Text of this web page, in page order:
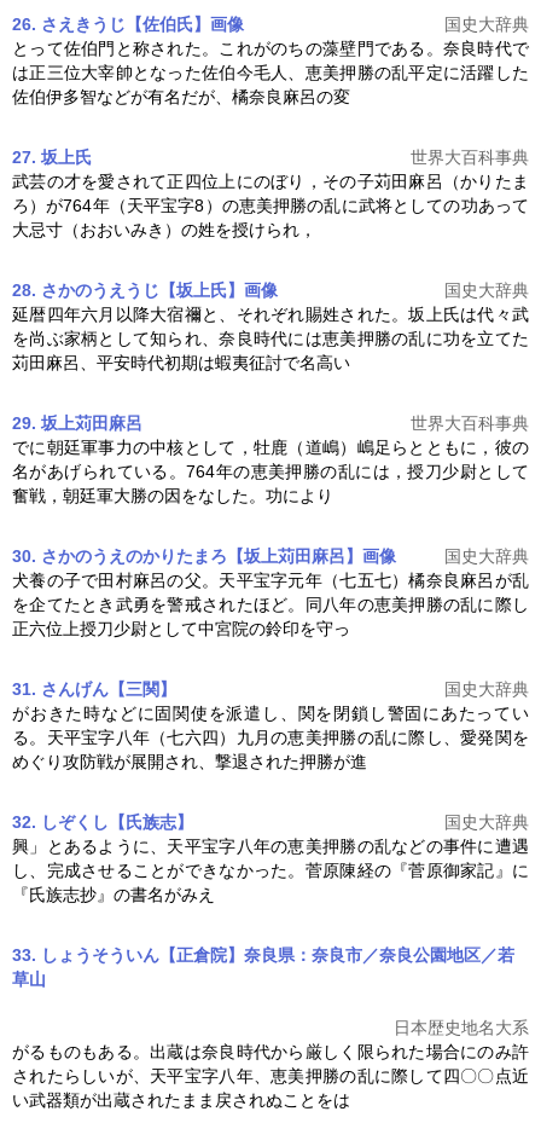
26. さえきうじ【佐伯氏】 画像
国史大辞典
とって佐伯門と称された。これがのちの藻壁門である。奈良時代で
は正三位大宰帥となった佐伯今毛人、 恵美押勝の乱平定に活躍した
佐伯伊多智などが有名だが、橘奈良麻呂の変
27. 坂上氏
世界大百科事典
武芸の才を愛されて正四位上にのぼり，その子苅田麻呂（かりたま
ろ）が764年（天平宝字8）の恵美押勝の乱に武将としての功あって
大忌寸（おおいみき）の姓を授けられ，
28. さかのうえうじ【坂上氏】 画像
国史大辞典
延暦四年六月以降大宿禰と、それぞれ賜姓された。坂上氏は代々武
を尚ぶ家柄として知られ、奈良時代には恵美押勝の乱に功を立てた
苅田麻呂、平安時代初期は蝦夷征討で名高い
29. 坂上苅田麻呂
世界大百科事典
でに朝廷軍事力の中核として，牡鹿（道嶋）嶋足らとともに，彼の
名があげられている。764年の恵美押勝の乱には，授刀少尉として
奮戦，朝廷軍大勝の因をなした。功により
30. さかのうえのかりたまろ【坂上苅田麻呂】 画像
国史大辞典
犬養の子で田村麻呂の父。天平宝字元年（七五七）橘奈良麻呂が乱
を企てたとき武勇を警戒されたほど。同八年の恵美押勝の乱に際し
正六位上授刀少尉として中宮院の鈴印を守っ
31. さんげん【三関】
国史大辞典
がおきた時などに固関使を派遣し、関を閉鎖し警固にあたってい
る。天平宝字八年（七六四）九月の恵美押勝の乱に際し、愛発関を
めぐり攻防戦が展開され、撃退された押勝が進
32. しぞくし【氏族志】
国史大辞典
興」とあるように、天平宝字八年の恵美押勝の乱などの事件に遭遇
し、完成させることができなかった。菅原陳経の『菅原御家記』に
『氏族志抄』の書名がみえ
33. しょうそういん【正倉院】奈良県：奈良市／奈良公園地区／若
草山
日本歴史地名大系
がるものもある。出蔵は奈良時代から厳しく限られた場合にのみ許
されたらしいが、天平宝字八年、恵美押勝の乱に際して四〇〇点近
い武器類が出蔵されたまま戻されぬことをは